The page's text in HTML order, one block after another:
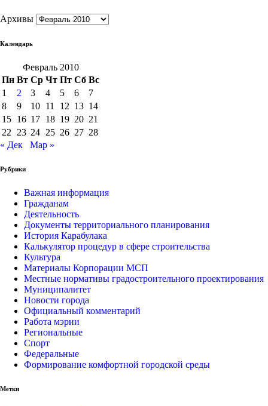
Архивы
Календарь
Февраль 2010
Пн Вт Ср Чт Пт Сб Вс
1
2 3 4 5 6
7
8
9 10 11 12 13 14
15 16 17 18 19 20 21
22
23 24 25 26 27 28
« Дек
Мар »
Рубрики
Важная информация
Гражданам
Деятельность
Документы территориального планирования
История Карабулака
Калькулятор процедур в сфере строительства
Культура
Материалы Корпорации МСП
Местные нормативы градостроительного проектирования
Муниципалитет
Новости города
Официальный комментарий
Работа мэрии
Региональные
Спорт
Федеральные
Формирование комфортной городской среды
Метки